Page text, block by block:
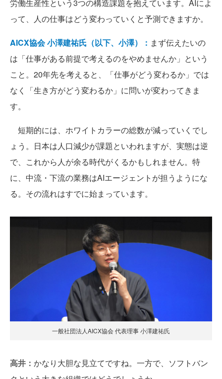
労働生産性という3つの構造課題を抱えています。AIによ
って、人の仕事はどう変わっていくと予測できますか。
AICX協会 小澤建祐氏（以下、小澤）： まず伝えたいの
は「仕事がある前提で考えるのをやめませんか」という
こと。20年先を考えると、「仕事がどう変わるか」では
なく「生き方がどう変わるか」に問いが変わってきま
す。
短期的には、ホワイトカラーの総数が減っていくでし
ょう。日本は人口減少が課題といわれますが、実態は逆
で、これから人が余る時代がくるかもしれません。特
に、中流・下流の業務はAIエージェントが担うようにな
る。その流れはすでに始まっています。
一般社団法人AICX協会 代表理事 小澤建祐氏
高井： かなり大胆な見立てですね。一方で、ソフトバン